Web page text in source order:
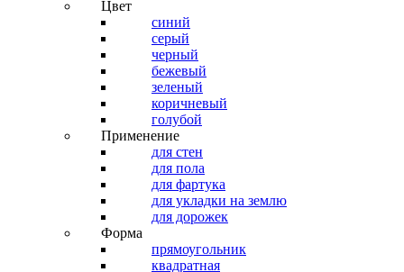
Цвет
синий
серый
черный
бежевый
зеленый
коричневый
голубой
Применение
для стен
для пола
для фартука
для укладки на землю
для дорожек
Форма
прямоугольник
квадратная